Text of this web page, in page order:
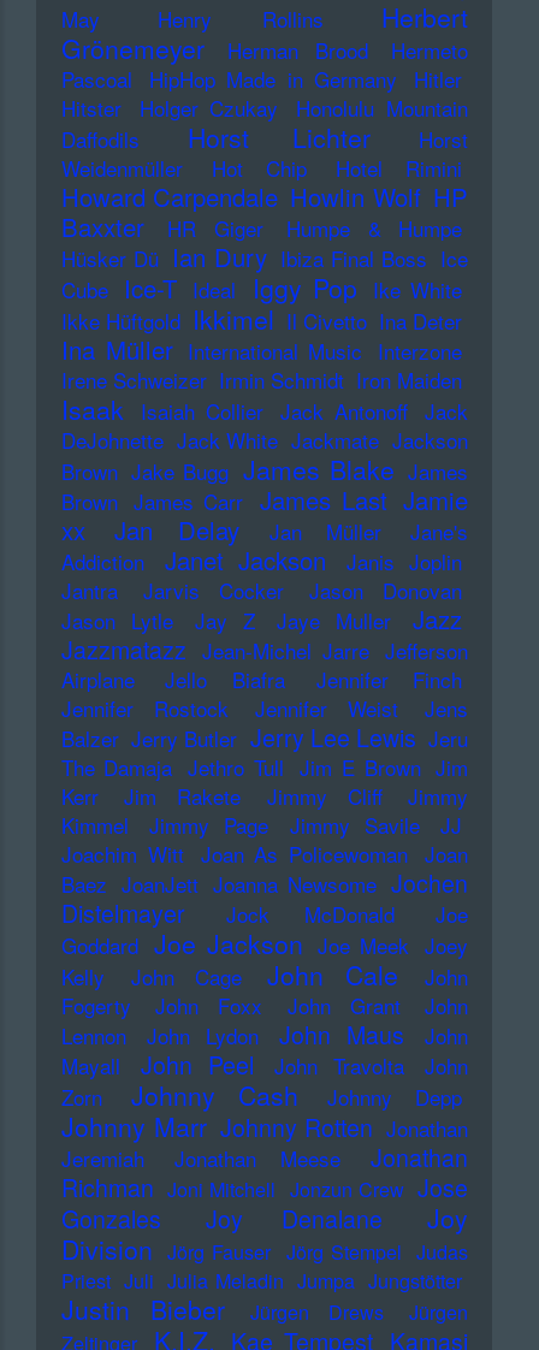
May
Henry Rollins
Herbert
Grönemeyer
Herman Brood
Hermeto
Pascoal
HipHop Made in Germany
Hitler
Hitster
Holger Czukay
Honolulu Mountain
Daffodils
Horst Lichter
Horst
Weidenmüller
Hot Chip Hotel Rimini
Howard Carpendale Howlin Wolf HP
Baxxter
HR Giger
Humpe & Humpe
Hüsker Dü Ian Dury Ibiza Final Boss Ice
Cube
Ice-T Ideal Iggy Pop Ike White
Ikke Hüftgold Ikkimel Il Civetto Ina Deter
Ina Müller International Music Interzone
Irene Schweizer Irmin Schmidt Iron Maiden
Isaak Isaiah Collier Jack Antonoff Jack
DeJohnette Jack White Jackmate Jackson
Brown Jake Bugg James Blake James
Brown James Carr James Last Jamie
xx
Jan Delay Jan Müller
Jane's
Addiction
Janet Jackson
Janis Joplin
Jantra
Jarvis Cocker
Jason Donovan
Jason Lytle
Jay Z Jaye Muller Jazz
Jazzmatazz Jean-Michel Jarre Jefferson
Airplane
Jello Biafra
Jennifer Finch
Jennifer Rostock
Jennifer Weist
Jens
Balzer Jerry Butler Jerry Lee Lewis Jeru
The Damaja Jethro Tull Jim E Brown Jim
Kerr
Jim Rakete Jimmy Cliff
Jimmy
Kimmel
Jimmy Page Jimmy Savile
JJ
Joachim Witt Joan As Policewoman Joan
Baez JoanJett Joanna Newsome Jochen
Distelmayer
Jock McDonald
Joe
Goddard Joe Jackson Joe Meek Joey
Kelly
John Cage John Cale
John
Fogerty
John Foxx John Grant
John
Lennon
John Lydon John Maus
John
Mayall
John Peel John Travolta
John
Zorn
Johnny Cash Johnny Depp
Johnny Marr Johnny Rotten Jonathan
Jeremiah
Jonathan Meese
Jonathan
Richman Joni Mitchell Jonzun Crew Jose
Gonzales
Joy Denalane
Joy
Division Jörg Fauser Jörg Stempel Judas
Priest Juli Julia Meladin Jumpa Jungstötter
Justin Bieber Jürgen Drews
Jürgen
Zeltinger
K.I.Z. Kae Tempest Kamasi